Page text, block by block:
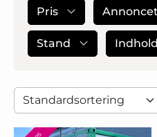
Pris
Stand